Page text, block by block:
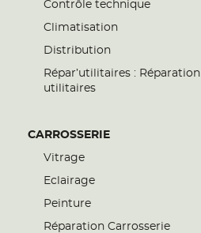
Contrôle technique
Climatisation
Distribution
Répar’utilitaires :
utilitaires
CARROSSERIE
Vitrage
Eclairage
Peinture
Réparation Carrosserie